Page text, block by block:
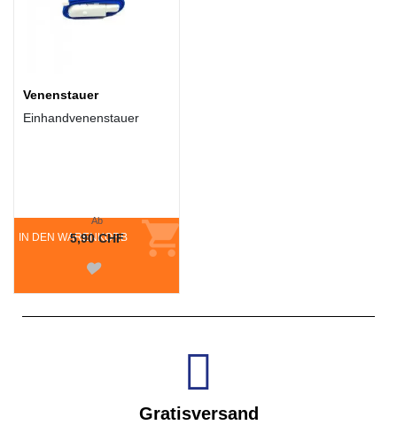
Venenstauer
Einhandvenenstauer
IN DEN WARENKORB
Ab
5,90 CHF
Gratisversand